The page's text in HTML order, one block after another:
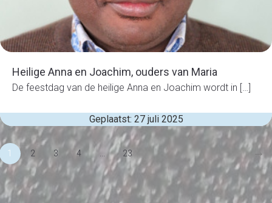
Heilige Anna en Joachim, ouders van Maria
De feestdag van de heilige Anna en Joachim wordt in […]
Geplaatst: 27 juli 2025
1 2 3 4 23 →